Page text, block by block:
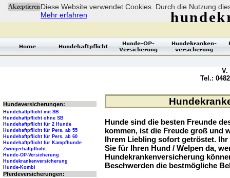
AkzeptierenDiese Website verwendet Cookies. Durch die Nutzung
Mehr erfahren
Hunde sind die besten Freunde
kommen, ist die Freude groß und
Ihrem Liebling sofort getröstet.
Sie für Ihren Hund / Welpen da,
Hundekrankenversicherung
Beschwerden die bestmögliche
Hundeversicherungen:
Hundehaftpflicht mit SB
Hundehaftpflicht ohne SB
Hundehaftpflicht für 2 Hunde
Hundehaftpflicht für Pers. ab 55
Hundehaftpflicht für Pers. ab 60
Hundehaftpflicht für Kampfhunde
Zwingerhaftpflicht
Hunde-OP-Versicherung
Hundekrankenversicherung
Hunde-Kombi
Pferdeversicherungen:
V.
Tel.: